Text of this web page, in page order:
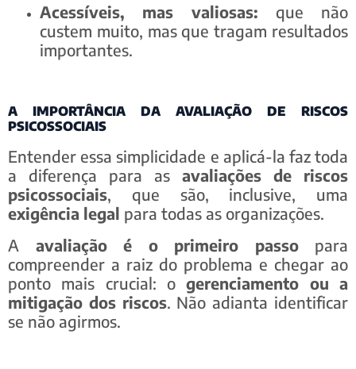
Acessíveis, mas valiosas: que não
custem muito, mas que tragam resultados
importantes.
A IMPORTÂNCIA DA AVALIAÇÃO DE RISCOS
PSICOSSOCIAIS
Entender essa simplicidade e aplicá-la faz toda
a diferença para as avaliações de riscos
psicossociais, que são, inclusive, uma
exigência legal para todas as organizações.
A avaliação é o primeiro passopara
compreender a raiz do problema e chegar ao
ponto mais crucial: ogerenciamento ou a
mitigação dos riscos. Não adianta identificar
se não agirmos.